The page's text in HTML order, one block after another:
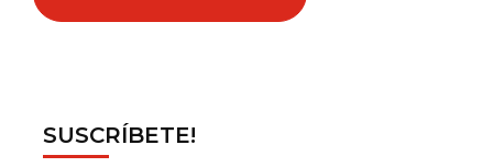
SUSCRÍBETE!